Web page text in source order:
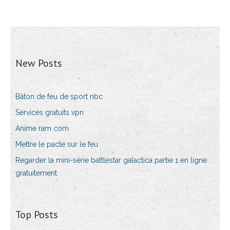
New Posts
Bâton de feu de sport nbc
Services gratuits vpn
Anime ram com
Mettre le pacte sur le feu
Regarder la mini-série battlestar galactica partie 1 en ligne
gratuitement
Top Posts